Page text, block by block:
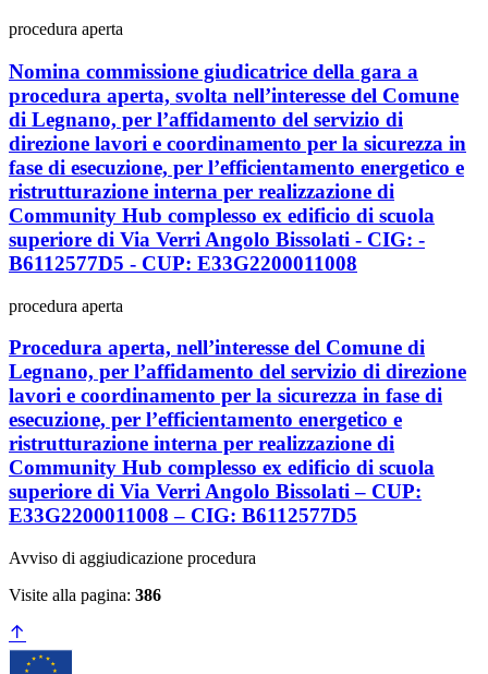
procedura aperta
Nomina commissione giudicatrice della gara a
procedura aperta, svolta nell’interesse del Comune
di Legnano, per l’affidamento del servizio di
direzione lavori e coordinamento per la sicurezza in
fase di esecuzione, per l’efficientamento energetico e
ristrutturazione interna per realizzazione di
Community Hub complesso ex edificio di scuola
superiore di Via Verri Angolo Bissolati - CIG: -
B6112577D5 - CUP: E33G2200011008
procedura aperta
Procedura aperta, nell’interesse del Comune di
Legnano, per l’affidamento del servizio di direzione
lavori e coordinamento per la sicurezza in fase di
esecuzione, per l’efficientamento energetico e
ristrutturazione interna per realizzazione di
Community Hub complesso ex edificio di scuola
superiore di Via Verri Angolo Bissolati – CUP:
E33G2200011008 – CIG: B6112577D5
Avviso di aggiudicazione procedura
Visite alla pagina: 386